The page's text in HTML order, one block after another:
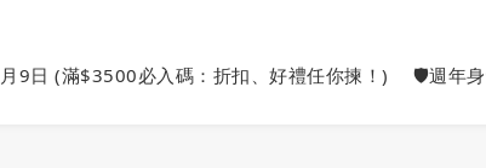
9日 (滿$3500必入碼：折扣、好禮任你揀！) 🛡️週年